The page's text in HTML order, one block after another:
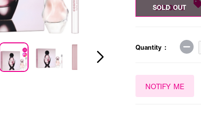
507.00 G
SOLD OUT
Quantity :
NOTIFY ME